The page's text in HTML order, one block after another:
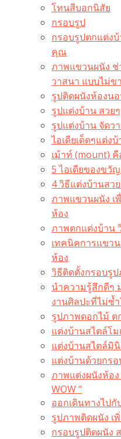
โทนสีบอกนิสัย
กรอบรูป
กรอบรูปตกแต่ง
คุณ
ภาพแขวนผนัง ช่
วาสนา แบบไม่ข
รูปติดผนังห้องน
รูปแต่งบ้าน สวยๆ
รูปแต่งบ้าน จัดว
ไอเดียเด็ดๆแต่ง
เม้าท์ (mount) คื
5 ไอเดียของขวั
4 วิธีแต่งบ้านสว
ภาพแขวนผนัง เ
ห้อง
ภาพตกแต่งบ้าน
เทคนิคการแขว
ห้อง
วิธีติดตั้งกรอบรู
นำความรู้สึกดีๆ
งานศิลปะที่ไม่ซ้
รูปภาพดอกไม้ ต
แต่งบ้านสไตล์โม
แต่งบ้านสไตล์มิ
แต่งบ้านด้วยกร
ภาพแต่งผนังห้อ
WOW “
ออกเดินทางไปกั
รูปภาพติดผนัง
กรอบรูปติดผนัง